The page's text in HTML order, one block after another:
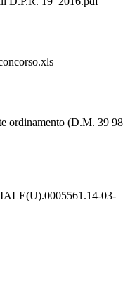
ordinamento (D.M. 39 98
03-